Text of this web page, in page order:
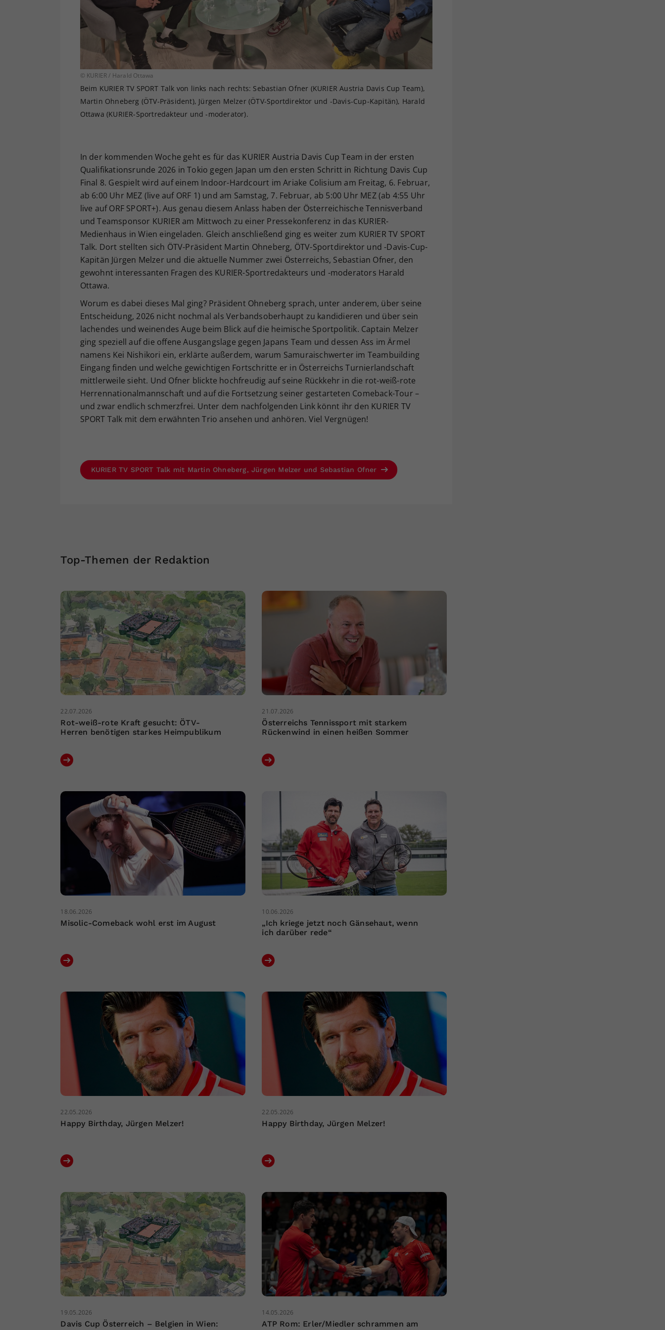
© KURIER / Harald Ottawa
Beim KURIER TV SPORT Talk von links nach rechts: Sebastian Ofner (KURIER Austria Davis Cup Team),
Martin Ohneberg (ÖTV-Präsident), Jürgen Melzer (ÖTV-Sportdirektor und -Davis-Cup-Kapitän), Harald
Ottawa (KURIER-Sportredakteur und -moderator).
In der kommenden Woche geht es für das KURIER Austria Davis Cup Team in der ersten
Qualifikationsrunde 2026 in Tokio gegen Japan um den ersten Schritt in Richtung Davis Cup
Final 8. Gespielt wird auf einem Indoor-Hardcourt im Ariake Colisium am Freitag, 6. Februar,
ab 6:00 Uhr MEZ (live auf ORF 1) und am Samstag, 7. Februar, ab 5:00 Uhr MEZ (ab 4:55 Uhr
live auf ORF SPORT+). Aus genau diesem Anlass haben der Österreichische Tennisverband
und Teamsponsor KURIER am Mittwoch zu einer Pressekonferenz in das KURIER-
Medienhaus in Wien eingeladen. Gleich anschließend ging es weiter zum KURIER TV SPORT
Talk. Dort stellten sich ÖTV-Präsident Martin Ohneberg, ÖTV-Sportdirektor und -Davis-Cup-
Kapitän Jürgen Melzer und die aktuelle Nummer zwei Österreichs, Sebastian Ofner, den
gewohnt interessanten Fragen des KURIER-Sportredakteurs und -moderators Harald
Ottawa.
Worum es dabei dieses Mal ging? Präsident Ohneberg sprach, unter anderem, über seine
Entscheidung, 2026 nicht nochmal als Verbandsoberhaupt zu kandidieren und über sein
lachendes und weinendes Auge beim Blick auf die heimische Sportpolitik. Captain Melzer
ging speziell auf die offene Ausgangslage gegen Japans Team und dessen Ass im Ärmel
namens Kei Nishikori ein, erklärte außerdem, warum Samuraischwerter im Teambuilding
Eingang finden und welche gewichtigen Fortschritte er in Österreichs Turnierlandschaft
mittlerweile sieht. Und Ofner blickte hochfreudig auf seine Rückkehr in die rot-weiß-rote
Herrennationalmannschaft und auf die Fortsetzung seiner gestarteten Comeback-Tour –
und zwar endlich schmerzfrei. Unter dem nachfolgenden Link könnt ihr den KURIER TV
SPORT Talk mit dem erwähnten Trio ansehen und anhören. Viel Vergnügen!
KURIER TV SPORT Talk mit Martin Ohneberg, Jürgen Melzer und Sebastian Ofner
Top-Themen der Redaktion
22.07.2026
Rot-weiß-rote Kraft gesucht: ÖTV-
Herren benötigen starkes Heimpublikum
21.07.2026
Österreichs Tennissport mit starkem
Rückenwind in einen heißen Sommer
18.06.2026
Misolic-Comeback wohl erst im August
10.06.2026
„Ich kriege jetzt noch Gänsehaut, wenn
ich darüber rede“
22.05.2026
Happy Birthday, Jürgen Melzer!
22.05.2026
Happy Birthday, Jürgen Melzer!
19.05.2026
Davis Cup Österreich – Belgien in Wien:
14.05.2026
ATP Rom: Erler/Miedler schrammen am
Ihrer vorgenommen Einstellungen, falls der
Webseiten-Betreiber dies eingestellt hat.